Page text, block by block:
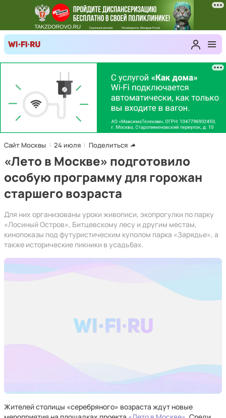
Сайт Москвы 24 июля Поделиться
«Лето в Москве» подготовило
особую программу для горожан
старшего возраста
Для них организованы уроки живописи, экопрогулки по парку
«Лосиный Остров», Битцевскому лесу и другим местам,
кинопоказы под футуристическим куполом парка «Зарядье», а
также исторические пикники в усадьбах.
Жителей столицы «серебряного» возраста ждут новые